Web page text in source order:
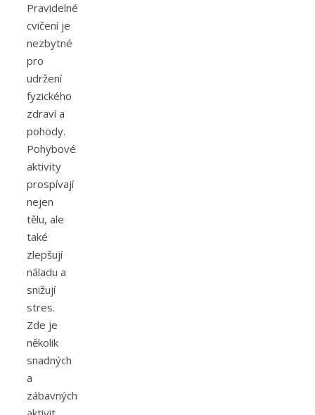
Pravidelné
cvičení je
nezbytné
pro
udržení
fyzického
zdraví a
pohody.
Pohybové
aktivity
prospívají
nejen
tělu, ale
také
zlepšují
náladu a
snižují
stres.
Zde je
několik
snadných
a
zábavných